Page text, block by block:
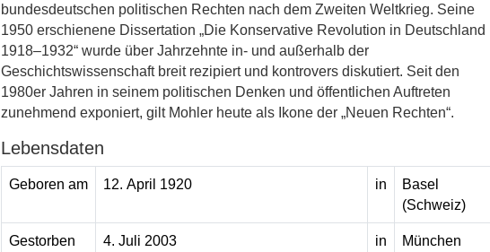
bundesdeutschen politischen Rechten nach dem Zweiten Weltkrieg. Seine
1950 erschienene Dissertation „Die Konservative Revolution in Deutschland
1918–1932“ wurde über Jahrzehnte in- und außerhalb der
Geschichtswissenschaft breit rezipiert und kontrovers diskutiert. Seit den
1980er Jahren in seinem politischen Denken und öffentlichen Auftreten
zunehmend exponiert, gilt Mohler heute als Ikone der „Neuen Rechten“.
Lebensdaten
Geboren am 12. April 1920 in
Basel
(Schweiz)
Gestorben
4. Juli 2003 in München